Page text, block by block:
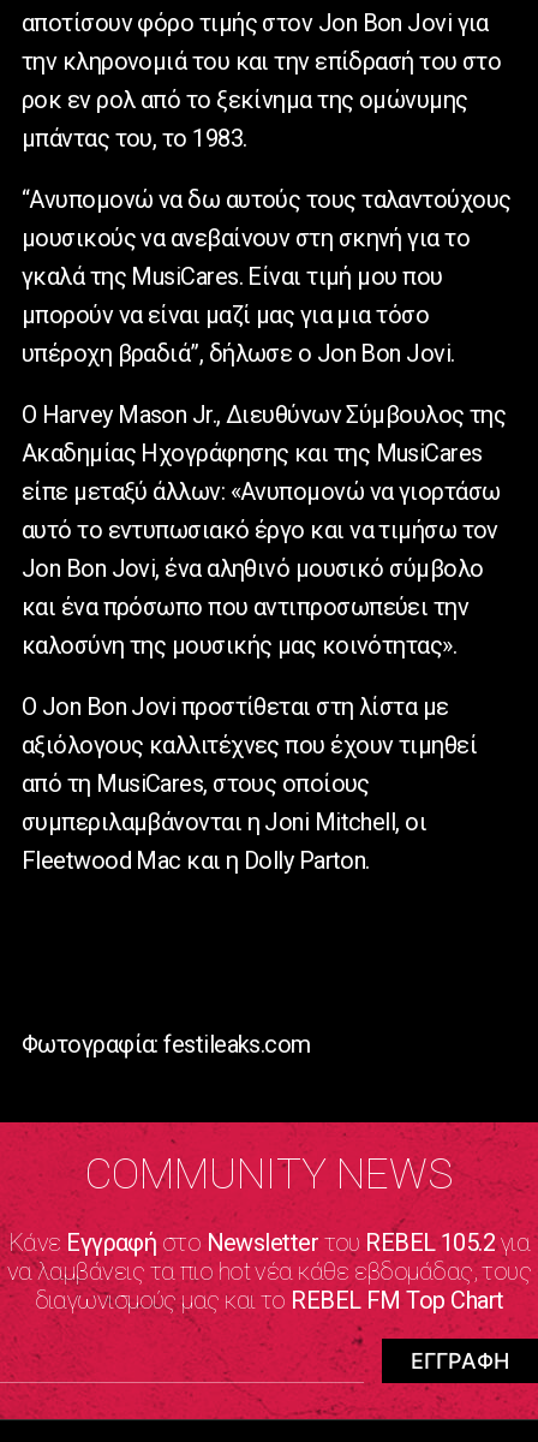
αποτίσουν φόρο τιμής στον Jon Bon Jovi για
την κληρονομιά του και την επίδρασή του στο
ροκ εν ρολ από το ξεκίνημα της ομώνυμης
μπάντας του, το 1983.
“Ανυπομονώ να δω αυτούς τους ταλαντούχους
μουσικούς να ανεβαίνουν στη σκηνή για το
γκαλά της MusiCares. Είναι τιμή μου που
μπορούν να είναι μαζί μας για μια τόσο
υπέροχη βραδιά”, δήλωσε ο Jon Bon Jovi.
Ο Harvey Mason Jr., Διευθύνων Σύμβουλος της
Ακαδημίας Ηχογράφησης και της MusiCares
είπε μεταξύ άλλων: «Ανυπομονώ να γιορτάσω
αυτό το εντυπωσιακό έργο και να τιμήσω τον
Jon Bon Jovi, ένα αληθινό μουσικό σύμβολο
και ένα πρόσωπο που αντιπροσωπεύει την
καλοσύνη της μουσικής μας κοινότητας».
Ο Jon Bon Jovi προστίθεται στη λίστα με
αξιόλογους καλλιτέχνες που έχουν τιμηθεί
από τη MusiCares, στους οποίους
συμπεριλαμβάνονται η Joni Mitchell, οι
Fleetwood Mac και η Dolly Parton.
Φωτογραφία: festileaks.com
COMMUNITY NEWS
Κάνε Εγγραφήστο NewsletterτουREBEL 105.2για
να λαμβάνεις τα πιο hot νέα κάθε εβδομάδας, τους
διαγωνισμούς μας και το REBEL FM Top Chart